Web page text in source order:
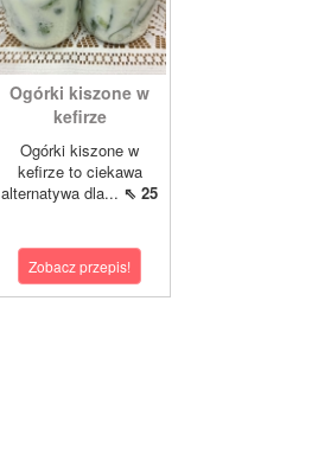
Ogórki kiszone w
kefirze
Ogórki kiszone w
kefirze to ciekawa
alternatywa dla... ⇖ 25
Zobacz przepis!